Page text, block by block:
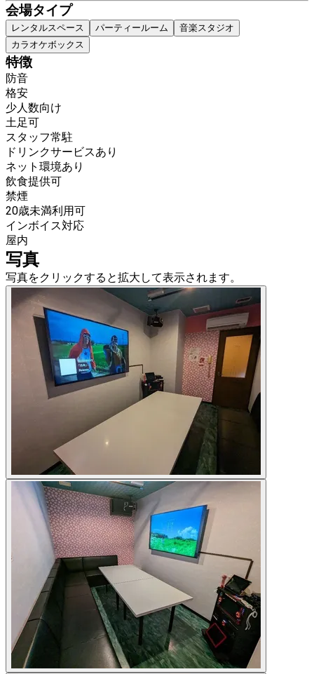
会場タイプ
レンタルスペース パーティールーム
音楽スタジオ
カラオケボックス
特徴
防音
格安
少人数向け
土足可
スタッフ常駐
ドリンクサービスあり
ネット環境あり
飲食提供可
禁煙
20歳未満利用可
インボイス対応
屋内
写真
写真をクリックすると拡大して表示されます。